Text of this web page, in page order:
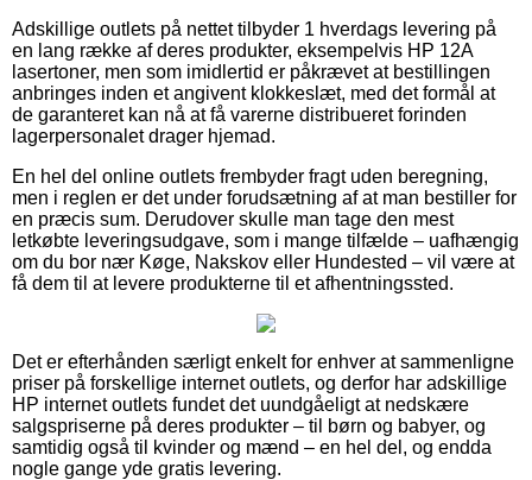
Adskillige outlets på nettet tilbyder 1 hverdags levering på
en lang række af deres produkter, eksempelvis HP 12A
lasertoner, men som imidlertid er påkrævet at bestillingen
anbringes inden et angivent klokkeslæt, med det formål at
de garanteret kan nå at få varerne distribueret forinden
lagerpersonalet drager hjemad.
En hel del online outlets frembyder fragt uden beregning,
men i reglen er det under forudsætning af at man bestiller for
en præcis sum. Derudover skulle man tage den mest
letkøbte leveringsudgave, som i mange tilfælde – uafhængig
om du bor nær Køge, Nakskov eller Hundested – vil være at
få dem til at levere produkterne til et afhentningssted.
Det er efterhånden særligt enkelt for enhver at sammenligne
priser på forskellige internet outlets, og derfor har adskillige
HP internet outlets fundet det uundgåeligt at nedskære
salgspriserne på deres produkter – til børn og babyer, og
samtidig også til kvinder og mænd – en hel del, og endda
nogle gange yde gratis levering.